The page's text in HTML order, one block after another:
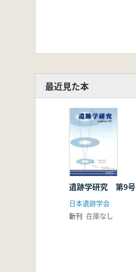
最近見た本
遺跡学研究 第9号
日本遺跡学会
新刊 在庫なし